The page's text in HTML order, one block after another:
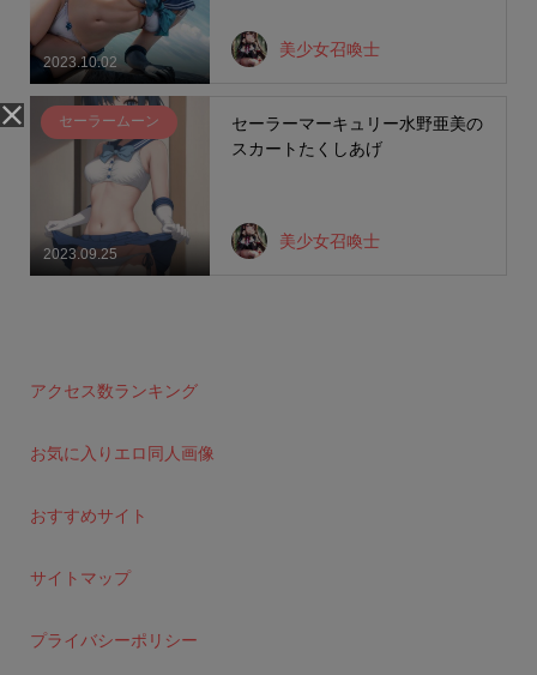
2023.10.02
美少女召喚士
2023.09.25
セーラームーン
セーラーマーキュリー水野亜美の
スカートたくしあげ
美少女召喚士
アクセス数ランキング
お気に入りエロ同人画像
おすすめサイト
サイトマップ
プライバシーポリシー